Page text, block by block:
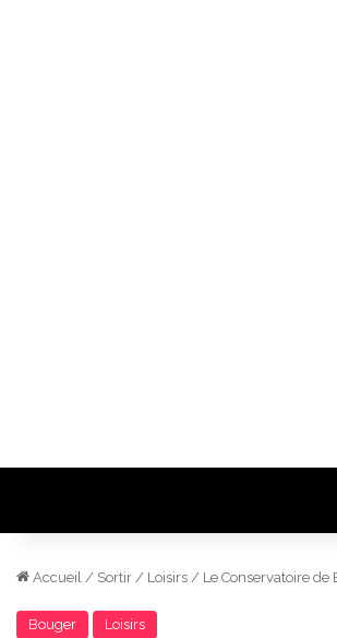
Accueil / Sortir / Loisirs / Le Conservatoire
Bouger Loisirs